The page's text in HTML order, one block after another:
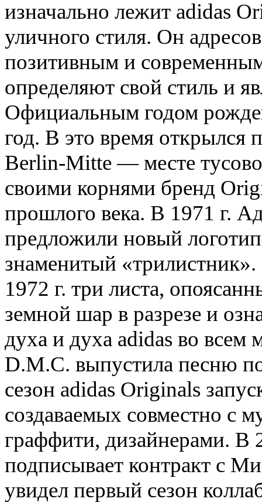
изначально лежит adidas
уличного стиля. Он
позитивным и
определяют свой стиль и
Официальным годом
год. В это время открылся
Berlin-Mitte — месте
своими корнями бренд
прошлого века. В 1971 г.
предложили новый
знаменитый
1972 г. три листа,
земной шар в разрезе и
духа и духа adidas во
D.M.C. выпустила песню
сезон adidas Originals
создаваемых совместно с
граффити, дизайнерами. В
подписывает контракт с
увидел первый сезон